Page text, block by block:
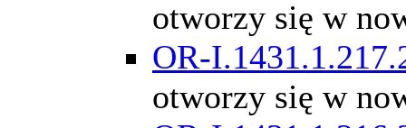
otworzy się w
OR-
otworzy się w